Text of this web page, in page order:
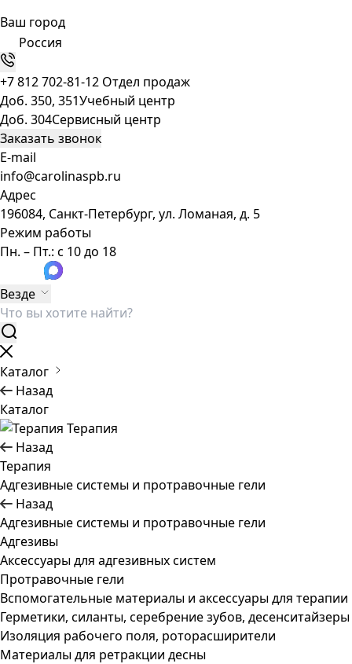
Ваш город
Россия
+7 812 702-81-12 Отдел продаж
Доб. 350, 351Учебный центр
Доб. 304Сервисный центр
Заказать звонок
E-mail
info@carolinaspb.ru
Адрес
196084, Санкт-Петербург, ул. Ломаная, д. 5
Режим работы
Пн. – Пт.: с 10 до 18
Везде
Каталог
Назад
Каталог
Терапия
Назад
Терапия
Адгезивные системы и протравочные гели
Назад
Адгезивные системы и протравочные гели
Адгезивы
Аксессуары для адгезивных систем
Протравочные гели
Вспомогательные материалы и аксессуары для терапии
Герметики, силанты, серебрение зубов, десенситайзеры
Изоляция рабочего поля, роторасширители
Материалы для ретракции десны